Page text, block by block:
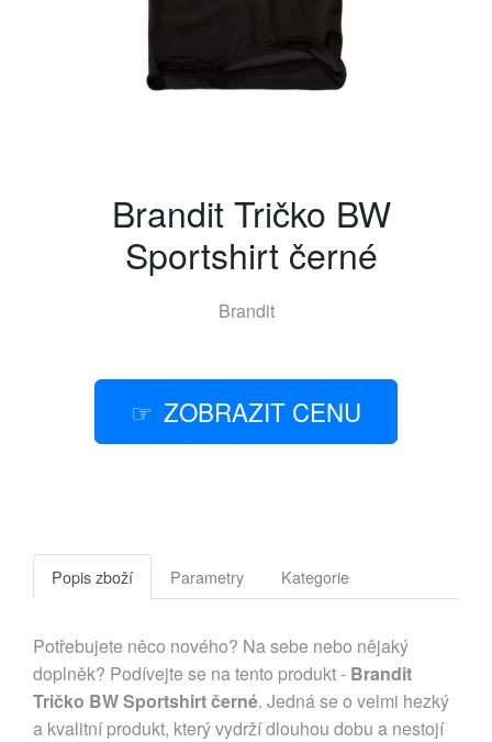
Brandit Tričko BW
Sportshirt černé
Brandit
ZOBRAZIT CENU
Popis zboží Parametry Kategorie
Potřebujete něco nového? Na sebe nebo nějaký
doplněk? Podívejte se na tento produkt - Brandit
Tričko BW Sportshirt černé. Jedná se o velmi hezký
a kvalitní produkt, který vydrží dlouhou dobu a nestojí